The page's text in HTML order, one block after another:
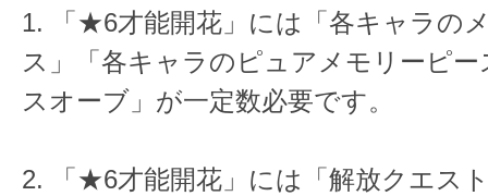
1. 「★6才能開花」には「各キャラの
ス」「各キャラのピュアメモリーピ
スオーブ」が一定数必要です。
2. 「★6才能開花」には「解放クエス